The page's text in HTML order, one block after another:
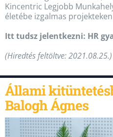
Kincentric Legjobb
életébe izgalmas
Itt tudsz jelentkezni: HR
(Hiredtés feltöltve: 2021.08.25.)
Állami
Balogh Ágnes